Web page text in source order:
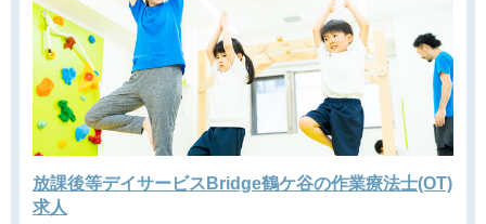
放課後等デイサービスBridge鶴ケ谷の作業療法士(OT)
求人